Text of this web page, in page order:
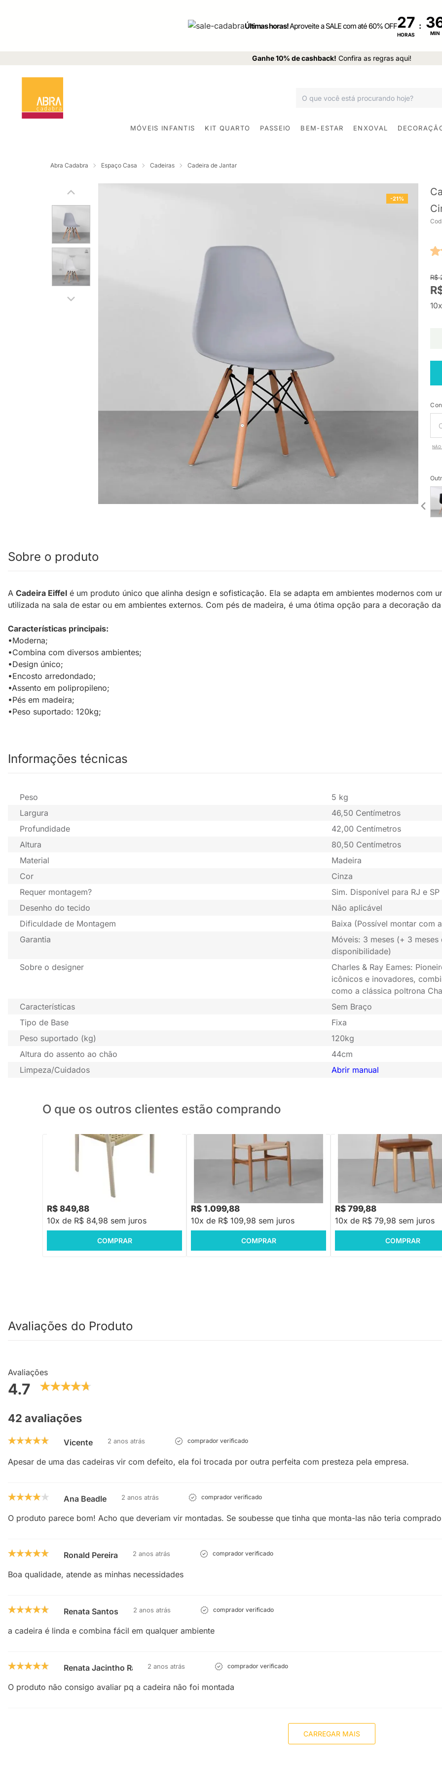
Últimas horas!Aproveite a SALE com até 60% OFF27
HORAS
:
MIN
Ganhe 10% de cashback! Confira as regras aqui!
MÓVEIS INFANTIS KIT QUARTO PASSEIO BEM-ESTAR ENXOVAL
Abra Cadabra Espaço Casa Cadeiras Cadeira de Jantar
-21%
R$
NÃO
Sobre o produto
A Cadeira Eiffel é um produto único que alinha design e sofisticação. Ela se adapta em ambientes modernos com
utilizada na sala de estar ou em ambientes externos. Com pés de madeira, é uma ótima opção para a decoração
Características principais:
•Moderna;
•Combina com diversos ambientes;
•Design único;
•Encosto arredondado;
•Assento em polipropileno;
•Pés em madeira;
•Peso suportado: 120kg;
Informações técnicas
Peso
5 kg
Largura
46,50 Centímetros
Profundidade
42,00 Centímetros
Altura
80,50 Centímetros
Material
Madeira
Cor
Cinza
Requer montagem?
Sim. Disponível para RJ e
Desenho do tecido
Não aplicável
Dificuldade de Montagem
Baixa (Possível montar com
Garantia
Móveis: 3 meses (+ 3
disponibilidade)
Sobre o designer
Charles & Ray Eames:
icônicos e inovadores,
como a clássica poltrona
Características
Sem Braço
Tipo de Base
Fixa
Peso suportado (kg)
120kg
Altura do assento ao chão
44cm
Limpeza/Cuidados
Abrir manual
O que os outros clientes estão comprando
PRONTA ENTREGA
Cadeira Nau - Fendi
R$ 849,88
10x de R$ 84,98 sem juros
COMPRAR
PRONTA ENTREGA
Cadeira Arden - Natural
R$ 1.099,88
10x de R$ 109,98 sem juros
COMPRAR
PRONTA ENTREGA
Cadeira Bá PU - Caramelo
R$ 799,88
10x de R$ 79,98 sem juros
COMPRAR
Avaliações do Produto
Avaliações
4.7
42 avaliações
Vicente 2 anos atrás comprador verificado
Apesar de uma das cadeiras vir com defeito, ela foi trocada por outra perfeita com presteza pela empresa.
Ana Beadle 2 anos atrás comprador verificado
O produto parece bom! Acho que deveriam vir montadas. Se soubesse que tinha que monta-las não teria
Ronald Pereira 2 anos atrás comprador verificado
Boa qualidade, atende as minhas necessidades
Renata Santos 2 anos atrás comprador verificado
a cadeira é linda e combina fácil em qualquer ambiente
Renata Jacintho Ramos Vieira
2 anos atrás comprador verificado
O produto não consigo avaliar pq a cadeira não foi montada
CARREGAR MAIS